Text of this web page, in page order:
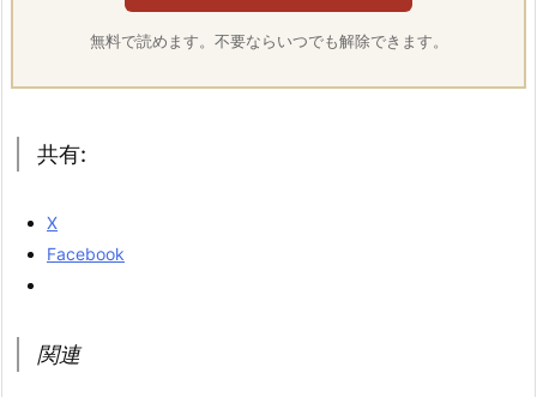
無料で読めます。不要ならいつでも解除できます。
共有:
X
Facebook
関連